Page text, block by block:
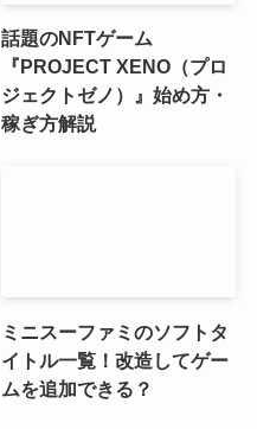
話題のNFTゲーム
『PROJECT XENO（プロ
ジェクトゼノ）』始め方・
稼ぎ方解説
ミニスーファミのソフトタ
イトル一覧！改造してゲー
ムを追加できる？